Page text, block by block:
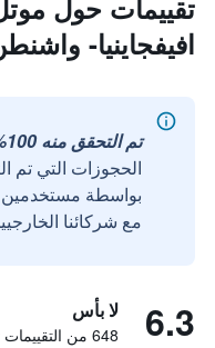
افيفجاينيا-
تم التحقق منه 100%
الحجوزات التي تم
مع شركائنا
6.3 لا بأس
648 من التقييمات تم التحقق منها